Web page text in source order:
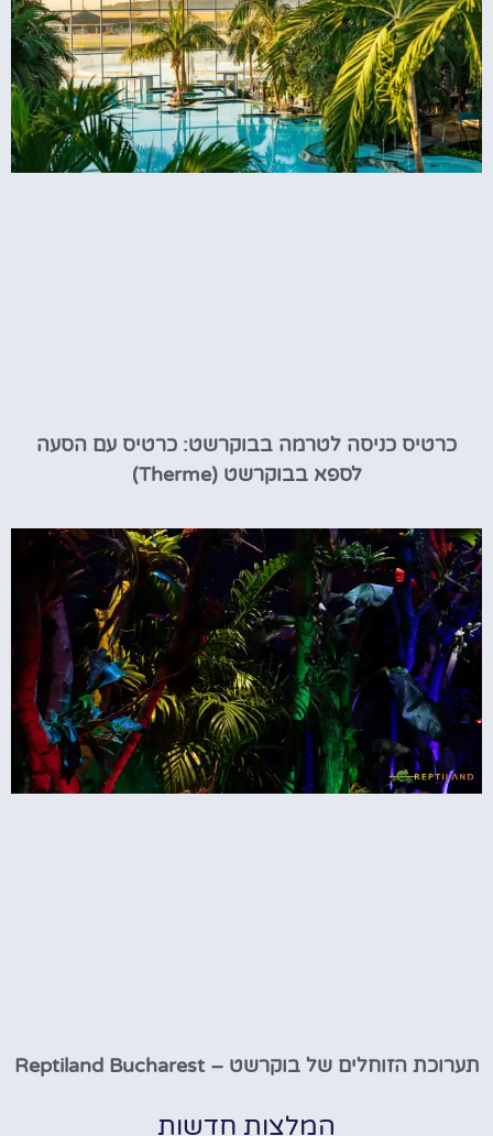
כרטיס כניסה לטרמה בבוקרשט: כרטיס עם הסעה
לספא בבוקרשט (Therme)
תערוכת הזוחלים של בוקרשט – Reptiland Bucharest
המלצות חדשות